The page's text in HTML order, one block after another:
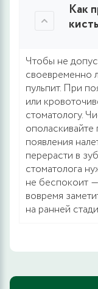
Как
Чтобы не
своевременно
пульпит. При
или
стоматологу.
появления
перерасти в
стоматолога
не беспокоит
вовремя
на ранней